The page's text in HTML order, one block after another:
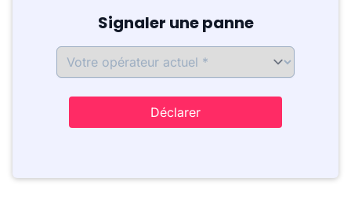
Signaler une panne
Déclarer